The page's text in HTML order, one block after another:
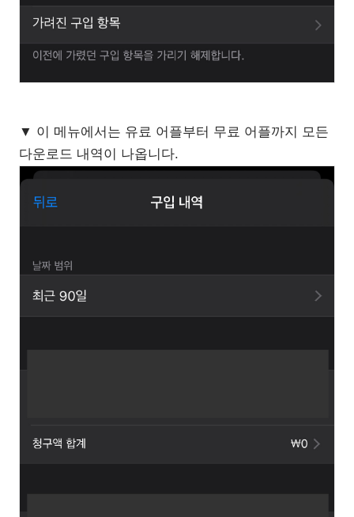
▼ 이 메뉴에서는 유료 어플부터 무료 어플까지 모든
다운로드 내역이 나옵니다.